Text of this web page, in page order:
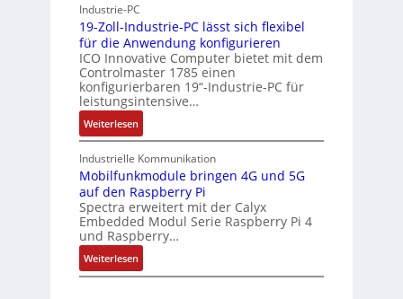
c
h
i
t
e
r
s
i
c
a
I
a
n
d
E
Industrie-PC
19-Zoll-Industrie-PC lässt sich flexibel
für die Anwendung konfigurieren
ICO Innovative Computer bietet mit dem
Controlmaster 1785 einen
konfigurierbaren 19“-Industrie-PC für
leistungsintensive…
Weiterlesen:
1
9
-
Z
o
l
l
-
I
Industrielle Kommunikation
Mobilfunkmodule bringen 4G und 5G
auf den Raspberry Pi
Spectra erweitert mit der Calyx
Embedded Modul Serie Raspberry Pi 4
und Raspberry…
Weiterlesen:
M